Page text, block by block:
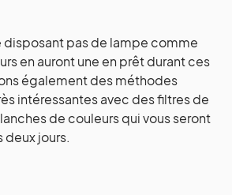
disposant pas de lampe comme
en auront une en prêt durant ces
également des méthodes
intéressantes avec des filtres de
de couleurs qui vous seront
jours.